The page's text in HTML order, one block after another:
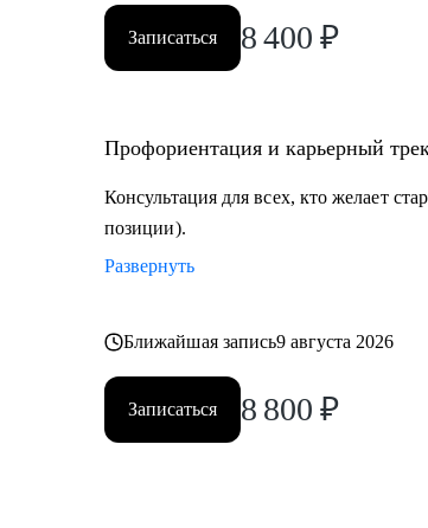
Записаться 8 400 ₽
Профориентация и карьерный
Консультация для всех, кто желает
позиции).
Развернуть
Ближайшая запись9 августа 2026
Записаться 8 800 ₽